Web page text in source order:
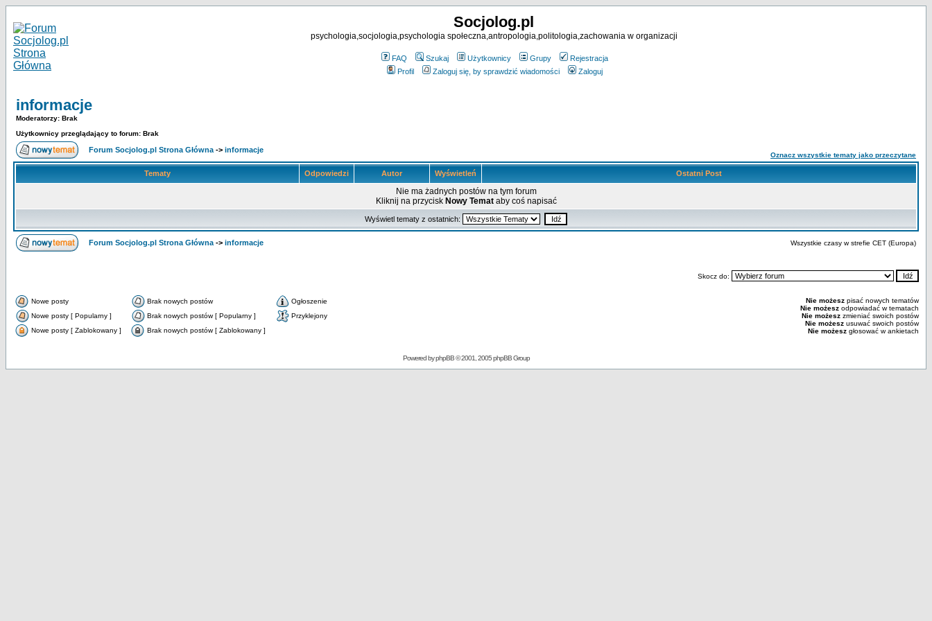
Socjolog.pl
psychologia,socjologia,psychologia społeczna,antropologia,politologia,zachowania w organizacji
FAQ Szukaj Użytkownicy Grupy
Rejestracja
Profil
Zaloguj się, by sprawdzić wiadomości Zaloguj
informacje
Moderatorzy: Brak
Użytkownicy przeglądający to forum: Brak
Forum Socjolog.pl Strona Główna -> informacje
Oznacz wszystkie tematy jako przeczytane
Tematy Odpowiedzi Autor Wyświetleń Ostatni Post
Nie ma żadnych postów na tym forum
Kliknij na przycisk Nowy Temataby coś napisać
Wyświetl tematy z ostatnich:
Forum Socjolog.pl Strona Główna -> informacje Wszystkie czasy w strefie CET (Europa)
Skocz do:
Nowe posty Brak nowych postów
Ogłoszenie
Nowe posty [ Popularny ]
Brak nowych postów [ Popularny ]
Przyklejony
Nowe posty [ Zablokowany ]
Brak nowych postów [ Zablokowany ]
Nie możesz pisać nowych tematów
Nie możesz odpowiadać w tematach
Nie możesz zmieniać swoich postów
Nie możesz usuwać swoich postów
Nie możesz głosować w ankietach
Powered byphpBB© 2001, 2005 phpBB Group